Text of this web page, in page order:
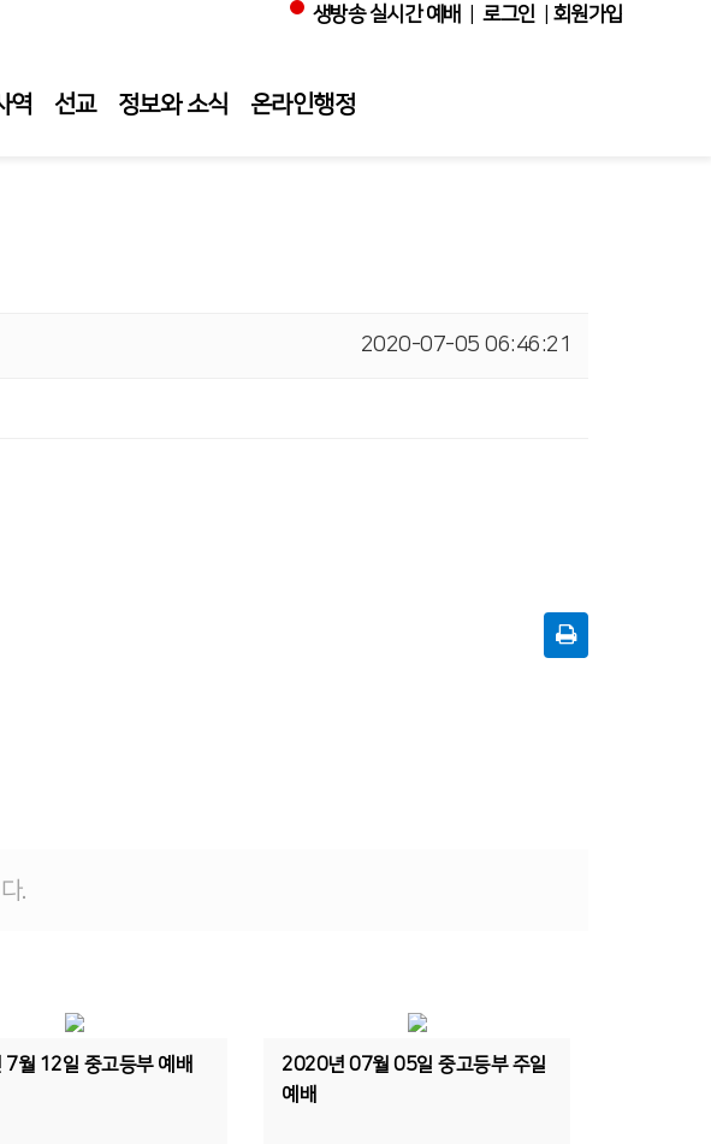
생방송 실시간 예배 로그인 회원가입
역 선교 정보와 소식 온라인행정
2020-07-05 06:46:21
.
월 12일 중고등부 예배
2020년 07월 05일 중고등부 주일
예배